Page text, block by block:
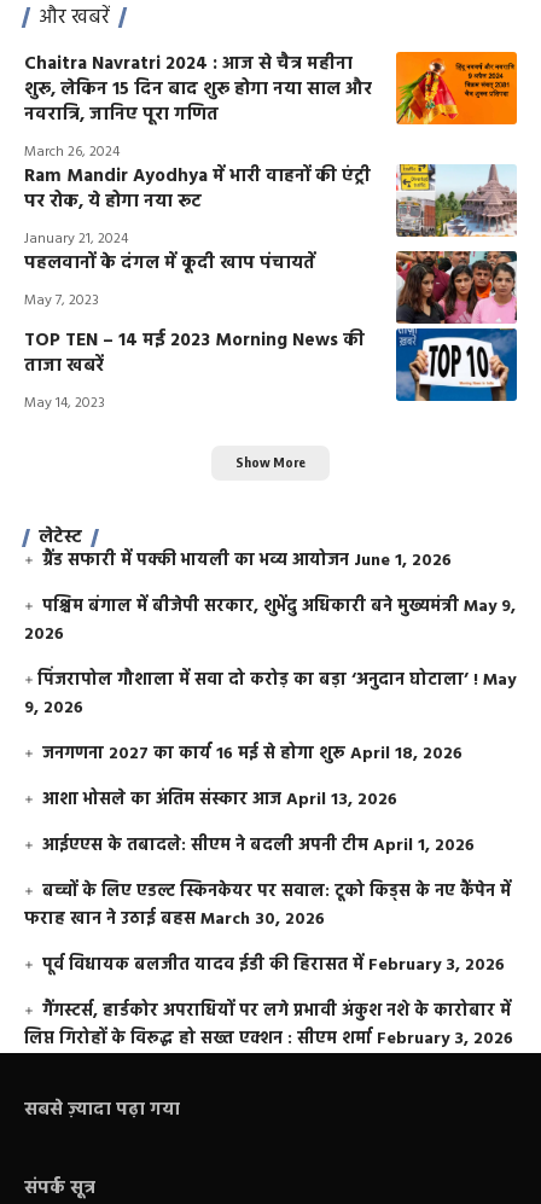
और खबरें
Chaitra Navratri 2024 : आज से चैत्र महीना
शुरू, लेकिन 15 दिन बाद शुरू होगा नया साल और
नवरात्रि, जानिए पूरा गणित
March 26, 2024
Ram Mandir Ayodhya में भारी वाहनों की एंट्री
पर रोक, ये होगा नया रूट
January 21, 2024
पहलवानों के दंगल में कूदी खाप पंचायतें
May 7, 2023
TOP TEN – 14 मई 2023 Morning News की
ताजा खबरें
May 14, 2023
Show More
लेटेस्ट
ग्रैंड सफारी में पक्की भायली का भव्य आयोजन June 1, 2026
पश्चिम बंगाल में बीजेपी सरकार, शुभेंदु अधिकारी बने मुख्यमंत्रीMay 9,
2026
​पिंजरापोल गौशाला में सवा दो करोड़ का बड़ा ‘अनुदान घोटाला’ !May
9, 2026
जनगणना 2027 का कार्य 16 मई से होगा शुरूApril 18, 2026
आशा भोसले का अंतिम संस्कार आजApril 13, 2026
आईएएस के तबादले: सीएम ने बदली अपनी टीमApril 1, 2026
बच्चों के लिए एडल्ट स्किनकेयर पर सवाल: टूको किड्स के नए कैंपेन में
फराह खान ने उठाई बहसMarch 30, 2026
पूर्व विधायक बलजीत यादव ईडी की हिरासत में February 3, 2026
गैंगस्टर्स, हार्डकोर अपराधियों पर लगे प्रभावी अंकुश नशे के कारोबार में
लिप्त गिरोहों के विरूद्ध हो सख्त एक्शन : सीएम शर्मा February 3, 2026
सबसे ज़्यादा पढ़ा गया
संपर्क सूत्र